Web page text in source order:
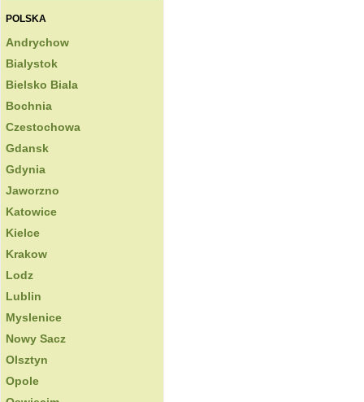
POLSKA
Andrychow
Bialystok
Bielsko Biala
Bochnia
Czestochowa
Gdansk
Gdynia
Jaworzno
Katowice
Kielce
Krakow
Lodz
Lublin
Myslenice
Nowy Sacz
Olsztyn
Opole